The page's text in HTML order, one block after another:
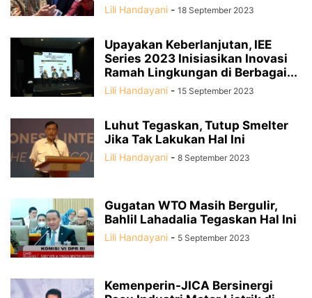
Lili Handayani - 18 September 2023
Upayakan Keberlanjutan, IEE
Series 2023 Inisiasikan Inovasi
Ramah Lingkungan di Berbagai...
Lili Handayani - 15 September 2023
Luhut Tegaskan, Tutup Smelter
Jika Tak Lakukan Hal Ini
Lili Handayani - 8 September 2023
Gugatan WTO Masih Bergulir,
Bahlil Lahadalia Tegaskan Hal Ini
Lili Handayani - 5 September 2023
Kemenperin-JICA Bersinergi